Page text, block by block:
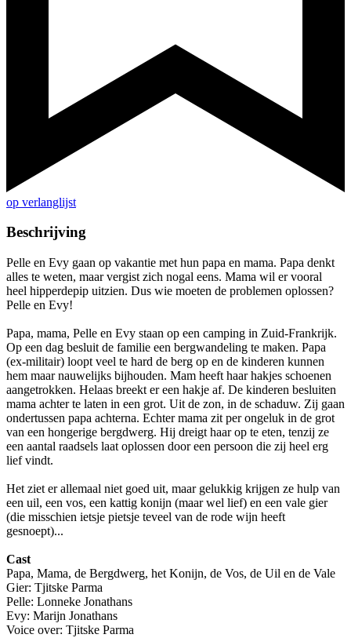
op verlanglijst
Beschrijving
Pelle en Evy gaan op vakantie met hun papa en mama. Papa denkt
alles te weten, maar vergist zich nogal eens. Mama wil er vooral
heel hipperdepip uitzien. Dus wie moeten de problemen oplossen?
Pelle en Evy!
Papa, mama, Pelle en Evy staan op een camping in Zuid-Frankrijk.
Op een dag besluit de familie een bergwandeling te maken. Papa
(ex-militair) loopt veel te hard de berg op en de kinderen kunnen
hem maar nauwelijks bijhouden. Mam heeft haar hakjes schoenen
aangetrokken. Helaas breekt er een hakje af. De kinderen besluiten
mama achter te laten in een grot. Uit de zon, in de schaduw. Zij gaan
ondertussen papa achterna. Echter mama zit per ongeluk in de grot
van een hongerige bergdwerg. Hij dreigt haar op te eten, tenzij ze
een aantal raadsels laat oplossen door een persoon die zij heel erg
lief vindt.
Het ziet er allemaal niet goed uit, maar gelukkig krijgen ze hulp van
een uil, een vos, een kattig konijn (maar wel lief) en een vale gier
(die misschien ietsje pietsje teveel van de rode wijn heeft
gesnoept)...
Cast
Papa, Mama, de Bergdwerg, het Konijn, de Vos, de Uil en de Vale
Gier: Tjitske Parma
Pelle: Lonneke Jonathans
Evy: Marijn Jonathans
Voice over: Tjitske Parma